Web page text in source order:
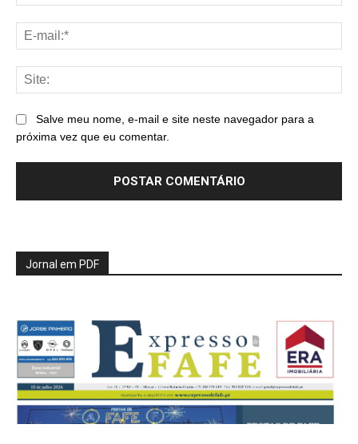
Salve meu nome, e-mail e site neste navegador para a
próxima vez que eu comentar.
Jornal em PDF